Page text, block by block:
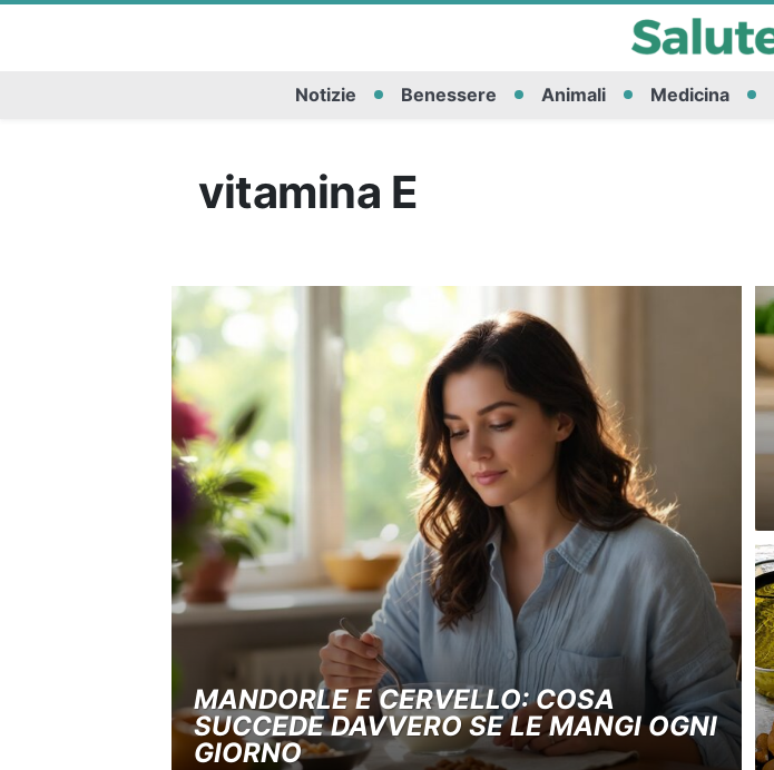
Notizie Benessere Animali Medicina
vitamina E
MANDORLE E CERVELLO: COSA
SUCCEDE DAVVERO SE LE MANGI OGNI
GIORNO